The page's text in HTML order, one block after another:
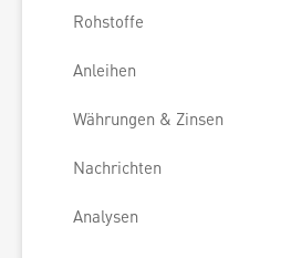
Rohstoffe
Anleihen
Währungen & Zinsen
Nachrichten
Analysen